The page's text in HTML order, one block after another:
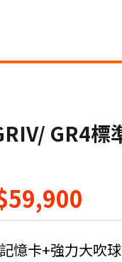
GR4
憶卡+強力大吹